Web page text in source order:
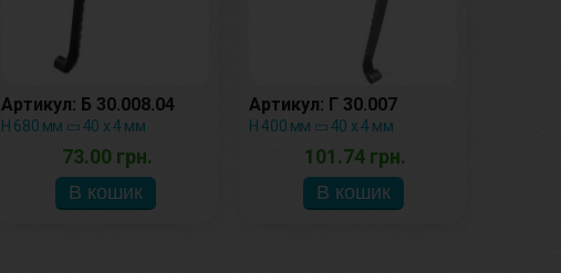
Артикул: Б 30.008.04
H 680 мм ▭ 40 х 4 мм
73.00 грн.
Артикул: Г 30.007
H 400 мм ▭ 40 х 4 мм
101.74 грн.